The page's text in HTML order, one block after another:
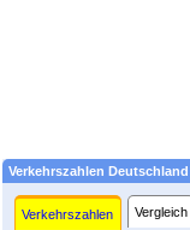
Verkehrszahlen Deutschland
Verkehrszahlen Vergleich